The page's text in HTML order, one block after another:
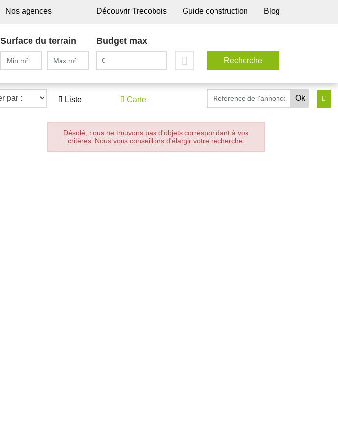
Nos agences Découvrir Trecobois Guide construction Blog
Surface du terrain Budget max
Liste Carte
Désolé, nous ne trouvons pas d'objets correspondant à vos
critères. Nous vous conseillons d'élargir votre recherche.